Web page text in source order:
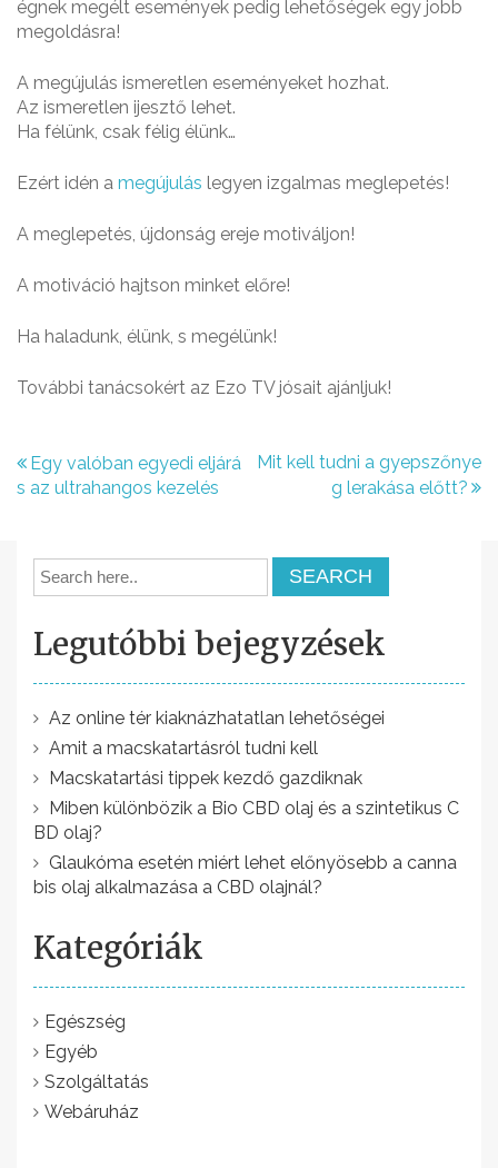
égnek megélt események pedig lehetőségek egy jobb
megoldásra!
A megújulás ismeretlen eseményeket hozhat.
Az ismeretlen ijesztő lehet.
Ha félünk, csak félig élünk…
Ezért idén a megújulás legyen izgalmas meglepetés!
A meglepetés, újdonság ereje motiváljon!
A motiváció hajtson minket előre!
Ha haladunk, élünk, s megélünk!
További tanácsokért az Ezo TV jósait ajánljuk!
B
e
y
n
v
g
á
ó
Egy valóban egyedi eljárá
s az ultrahangos kezelés
Mit kell tudni a gyepszőnye
g lerakása előtt?
Legutóbbi bejegyzések
Az online tér kiaknázhatatlan lehetőségei
Amit a macskatartásról tudni kell
Macskatartási tippek kezdő gazdiknak
Miben különbözik a Bio CBD olaj és a szintetikus C
BD olaj?
Glaukóma esetén miért lehet előnyösebb a canna
bis olaj alkalmazása a CBD olajnál?
Kategóriák
Egészség
Egyéb
Szolgáltatás
Webáruház